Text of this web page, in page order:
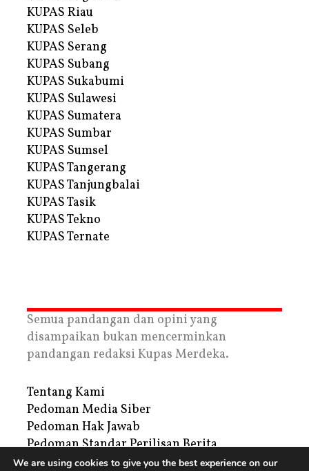
KUPAS Riau
KUPAS Seleb
KUPAS Serang
KUPAS Subang
KUPAS Sukabumi
KUPAS Sulawesi
KUPAS Sumatera
KUPAS Sumbar
KUPAS Sumsel
KUPAS Tangerang
KUPAS Tanjungbalai
KUPAS Tasik
KUPAS Tekno
KUPAS Ternate
Semua pandangan dan opini yang
disampaikan bukan mencerminkan
pandangan redaksi Kupas Merdeka.
Tentang Kami
Pedoman Media Siber
Pedoman Hak Jawab
Pedoman Standar Perilisan Berita
Privacy Policy
We are using cookies to give you the best experience on our